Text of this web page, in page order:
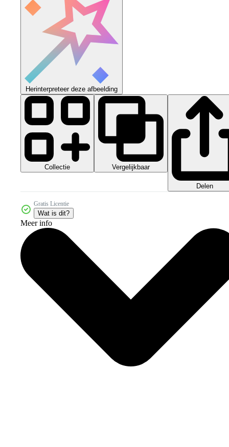
Herinterpreteer deze afbeelding
Collectie Vergelijkbaar
Delen
Gratis Licentie
Wat is dit?
Meer info